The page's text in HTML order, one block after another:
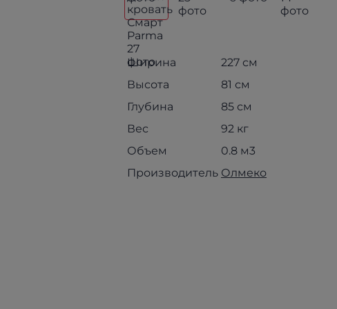
Ширина
227 см
Высота
81 см
Глубина
85 см
Вес
92 кг
Объем
0.8 м3
Производитель Олмеко